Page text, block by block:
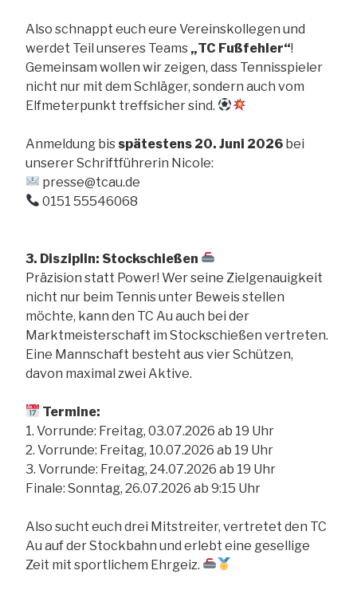
Also schnappt euch eure Vereinskollegen und
werdet Teil unseres Teams „TC Fußfehler“!
Gemeinsam wollen wir zeigen, dass Tennisspieler
nicht nur mit dem Schläger, sondern auch vom
Elfmeterpunkt treffsicher sind.
Anmeldung bisspätestens 20. Juni 2026 bei
unserer Schriftführerin Nicole:
presse@tcau.de
0151 55546068
3. Disziplin: Stockschießen
Präzision statt Power! Wer seine Zielgenauigkeit
nicht nur beim Tennis unter Beweis stellen
möchte, kann den TC Au auch bei der
Marktmeisterschaft im Stockschießen vertreten.
Eine Mannschaft besteht aus vier Schützen,
davon maximal zwei Aktive.
Termine:
1. Vorrunde: Freitag, 03.07.2026 ab 19 Uhr
2. Vorrunde: Freitag, 10.07.2026 ab 19 Uhr
3. Vorrunde: Freitag, 24.07.2026 ab 19 Uhr
Finale: Sonntag, 26.07.2026 ab 9:15 Uhr
Also sucht euch drei Mitstreiter, vertretet den TC
Au auf der Stockbahn und erlebt eine gesellige
Zeit mit sportlichem Ehrgeiz.